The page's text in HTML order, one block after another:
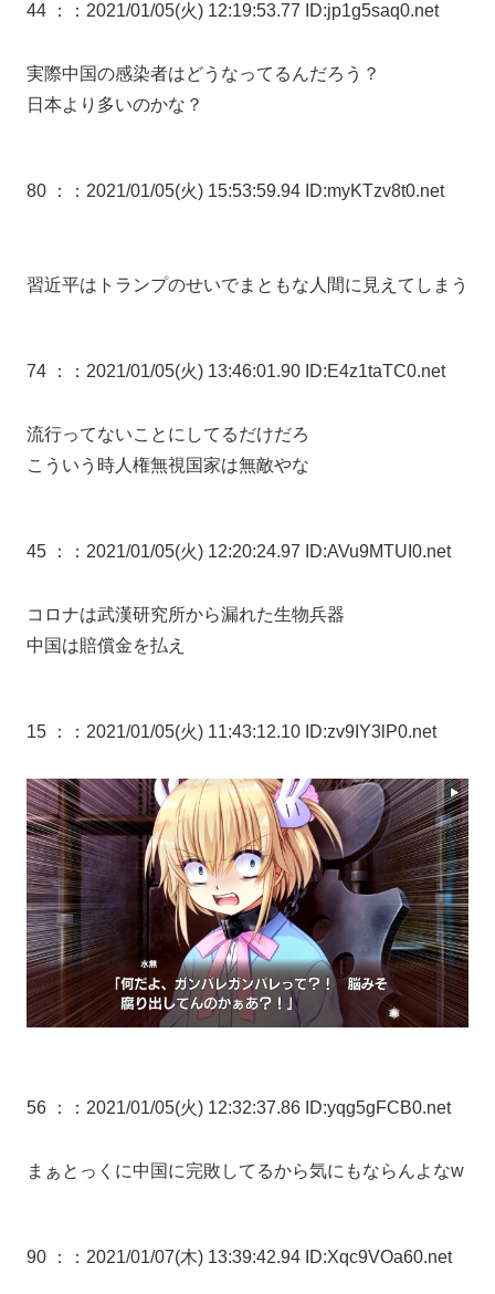
44 ： ：2021/01/05(火) 12:19:53.77 ID:jp1g5saq0.net
実際中国の感染者はどうなってるんだろう？
日本より多いのかな？
80 ： ：2021/01/05(火) 15:53:59.94 ID:myKTzv8t0.net
習近平はトランプのせいでまともな人間に見えてしまう
74 ： ：2021/01/05(火) 13:46:01.90 ID:E4z1taTC0.net
流行ってないことにしてるだけだろ
こういう時人権無視国家は無敵やな
45 ： ：2021/01/05(火) 12:20:24.97 ID:AVu9MTUI0.net
コロナは武漢研究所から漏れた生物兵器
中国は賠償金を払え
15 ： ：2021/01/05(火) 11:43:12.10 ID:zv9IY3lP0.net
56 ： ：2021/01/05(火) 12:32:37.86 ID:yqg5gFCB0.net
まぁとっくに中国に完敗してるから気にもならんよなw
90 ： ：2021/01/07(木) 13:39:42.94 ID:Xqc9VOa60.net